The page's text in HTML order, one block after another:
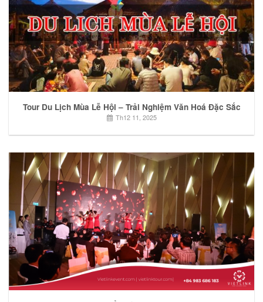
Tour Du Lịch Mùa Lễ Hội – Trải Nghiệm Văn Hoá Đặc Sắc
Th12 11, 2025